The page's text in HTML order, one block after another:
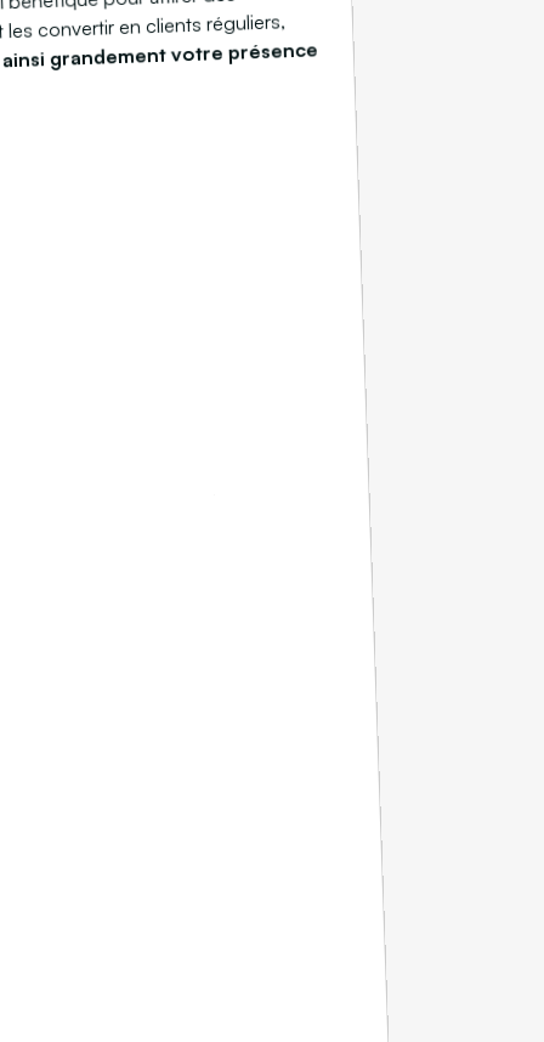
convertir en clients réguliers,
grandement votre présence